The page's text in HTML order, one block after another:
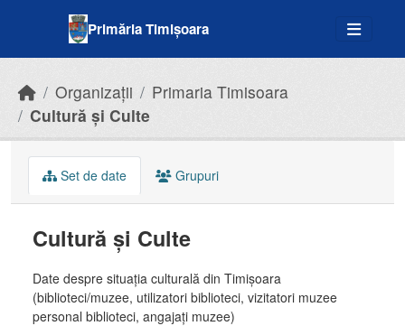
Primăria Timișoara
Organizații
Primaria Timisoara
Cultură și Culte
Set de date Grupuri
Cultură și Culte
Date despre situația culturală din Timișoara
(biblioteci/muzee, utilizatori biblioteci, vizitatori muzee
personal biblioteci, angajați muzee)